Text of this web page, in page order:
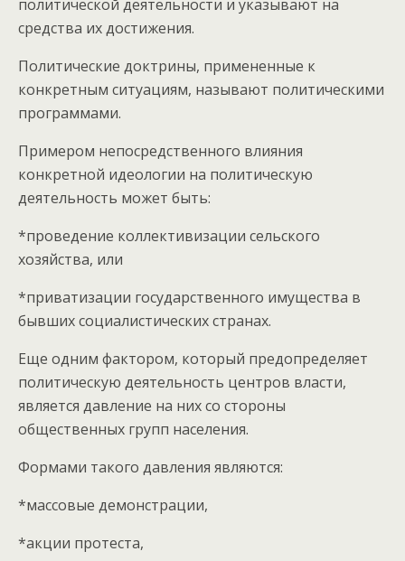
политической деятельности и указывают на
средства их достижения.
Политические доктрины, примененные к
конкретным ситуациям, называют политическими
программами.
Примером непосредственного влияния
конкретной идеологии на политическую
деятельность может быть:
*проведение коллективизации сельского
хозяйства, или
*приватизации государственного имущества в
бывших социалистических странах.
Еще одним фактором, который предопределяет
политическую деятельность центров власти,
является давление на них со стороны
общественных групп населения.
Формами такого давления являются:
*массовые демонстрации,
*акции протеста,